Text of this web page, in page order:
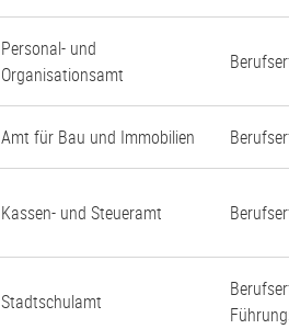
Personal- und
Organisationsamt
Amt für Bau und Immobilien
Kassen- und Steueramt
Stadtschulamt